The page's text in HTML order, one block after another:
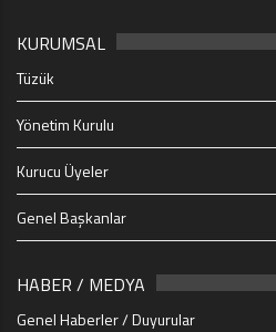
KURUMSAL
Tüzük
Yönetim Kurulu
Kurucu Üyeler
Genel Başkanlar
HABER / MEDYA
Genel Haberler / Duyurular